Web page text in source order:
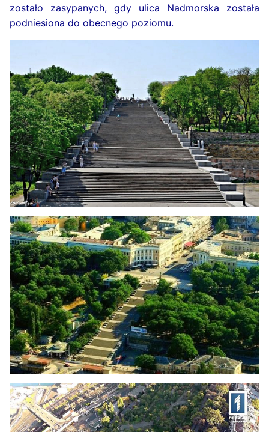
zostało zasypanych, gdy ulica Nadmorska została
podniesiona do obecnego poziomu.